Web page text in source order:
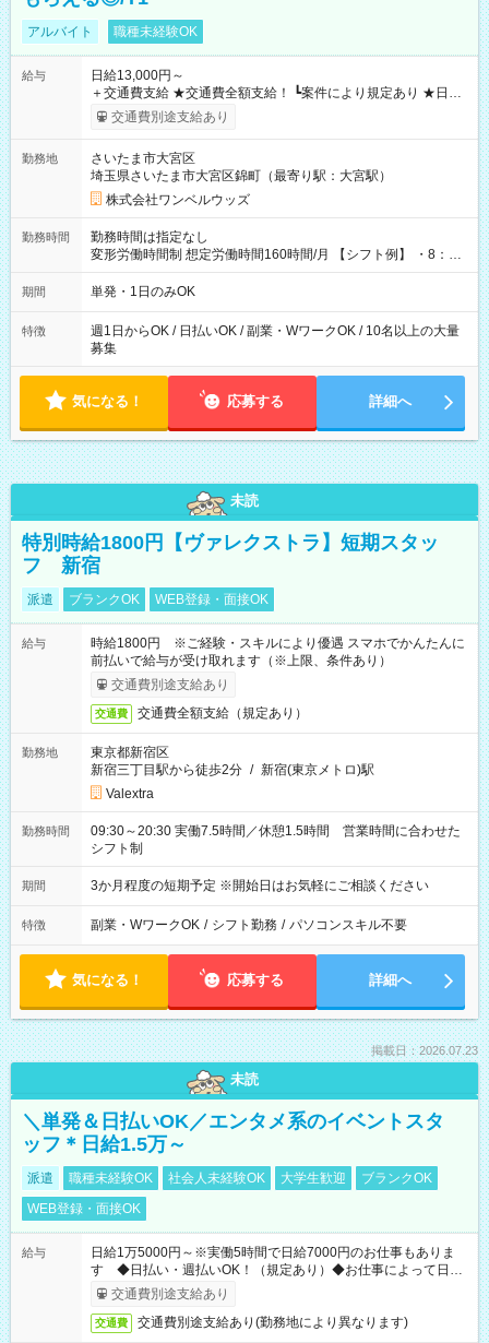
アルバイト 職種未経験OK
給与
日給13,000円～
＋交通費支給 ★交通費全額支給！ ┗案件により規定あり ★日払
いOK！（規定あり） ┗働いたその日に現金GET♪ お仕事後はコ
ンビニATMから 日払い分を引き落とせます！ 【試用期間】試
交通費別途支給あり
勤務地
さいたま市大宮区
埼玉県さいたま市大宮区錦町（最寄り駅：大宮駅）
株式会社ワンベルウッズ
勤務時間
勤務時間は指定なし
変形労働時間制 想定労働時間160時間/月 【シフト例】 ・8：00
～21：00
期間 単発・1日のみOK
特徴
週1日からOK / 日払いOK / 副業・WワークOK / 10名以上の大量
募集
気になる！ 応募する 詳細へ
未読
特別時給1800円【ヴァレクストラ】短期スタッ
フ 新宿
派遣 ブランクOK WEB登録・面接OK
給与
時給1800円 ※ご経験・スキルにより優遇 スマホでかんたんに
前払いで給与が受け取れます（※上限、条件あり）
交通費別途支給あり
交通費 交通費全額支給（規定あり）
勤務地
東京都新宿区
新宿三丁目駅から徒歩2分 / 新宿(東京メトロ)駅
Valextra
勤務時間
09:30～20:30 実働7.5時間／休憩1.5時間 営業時間に合わせた
シフト制
期間 3か月程度の短期予定 ※開始日はお気軽にご相談ください
特徴 副業・WワークOK / シフト勤務 / パソコンスキル不要
気になる！ 応募する 詳細へ
掲載日：2026.07.23
未読
＼単発＆日払いOK／エンタメ系のイベントスタ
ッフ＊日給1.5万～
派遣 職種未経験OK 社会人未経験OK 大学生歓迎
ブランクOK
WEB登録・面接OK
給与
日給1万5000円～※実働5時間で日給7000円のお仕事もありま
す ◆日払い・週払いOK！（規定あり）◆お仕事によって日給
も異なります
交通費別途支給あり
交通費 交通費別途支給あり(勤務地により異なります)